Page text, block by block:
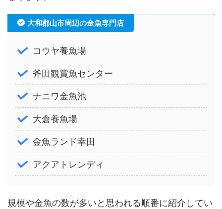
大和郡山市周辺の金魚専門店
コウヤ養魚場
斧田観賞魚センター
ナニワ金魚池
大倉養魚場
金魚ランド幸田
アクアトレンディ
規模や金魚の数が多いと思われる順番に紹介してい